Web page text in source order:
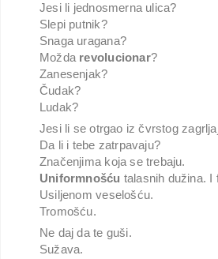
Jesi li jednosmerna ulica?
Slepi putnik?
Snaga uragana?
Možda revolucionar?
Zanesenjak?
Čudak?
Ludak?
Jesi li se otrgao iz čvrstog
Da li i tebe zatrpavaju?
Značenjima koja se trebaju.
Uniformnošću talasnih dužina. I
Usiljenom veselošću.
Tromošću.
Ne daj da te guši.
Sužava.